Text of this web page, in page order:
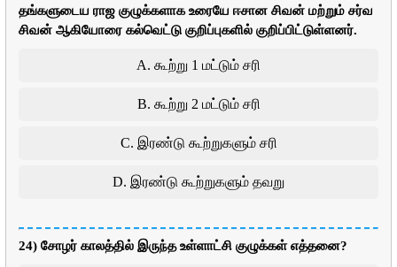
தங்களுடைய ராஜ குழுக்களாக உரையே ஈசான சிவன் மற்றும் சர்வ
சிவன் ஆகியோரை கல்வெட்டு குறிப்புகளில் குறிப்பிட்டுள்ளனர்.
A. கூற்று 1 மட்டும் சரி
B. கூற்று 2 மட்டும் சரி
C. இரண்டு கூற்றுகளும் சரி
D. இரண்டு கூற்றுகளும் தவறு
24) சோழர் காலத்தில் இருந்த உள்ளாட்சி குழுக்கள் எத்தனை?